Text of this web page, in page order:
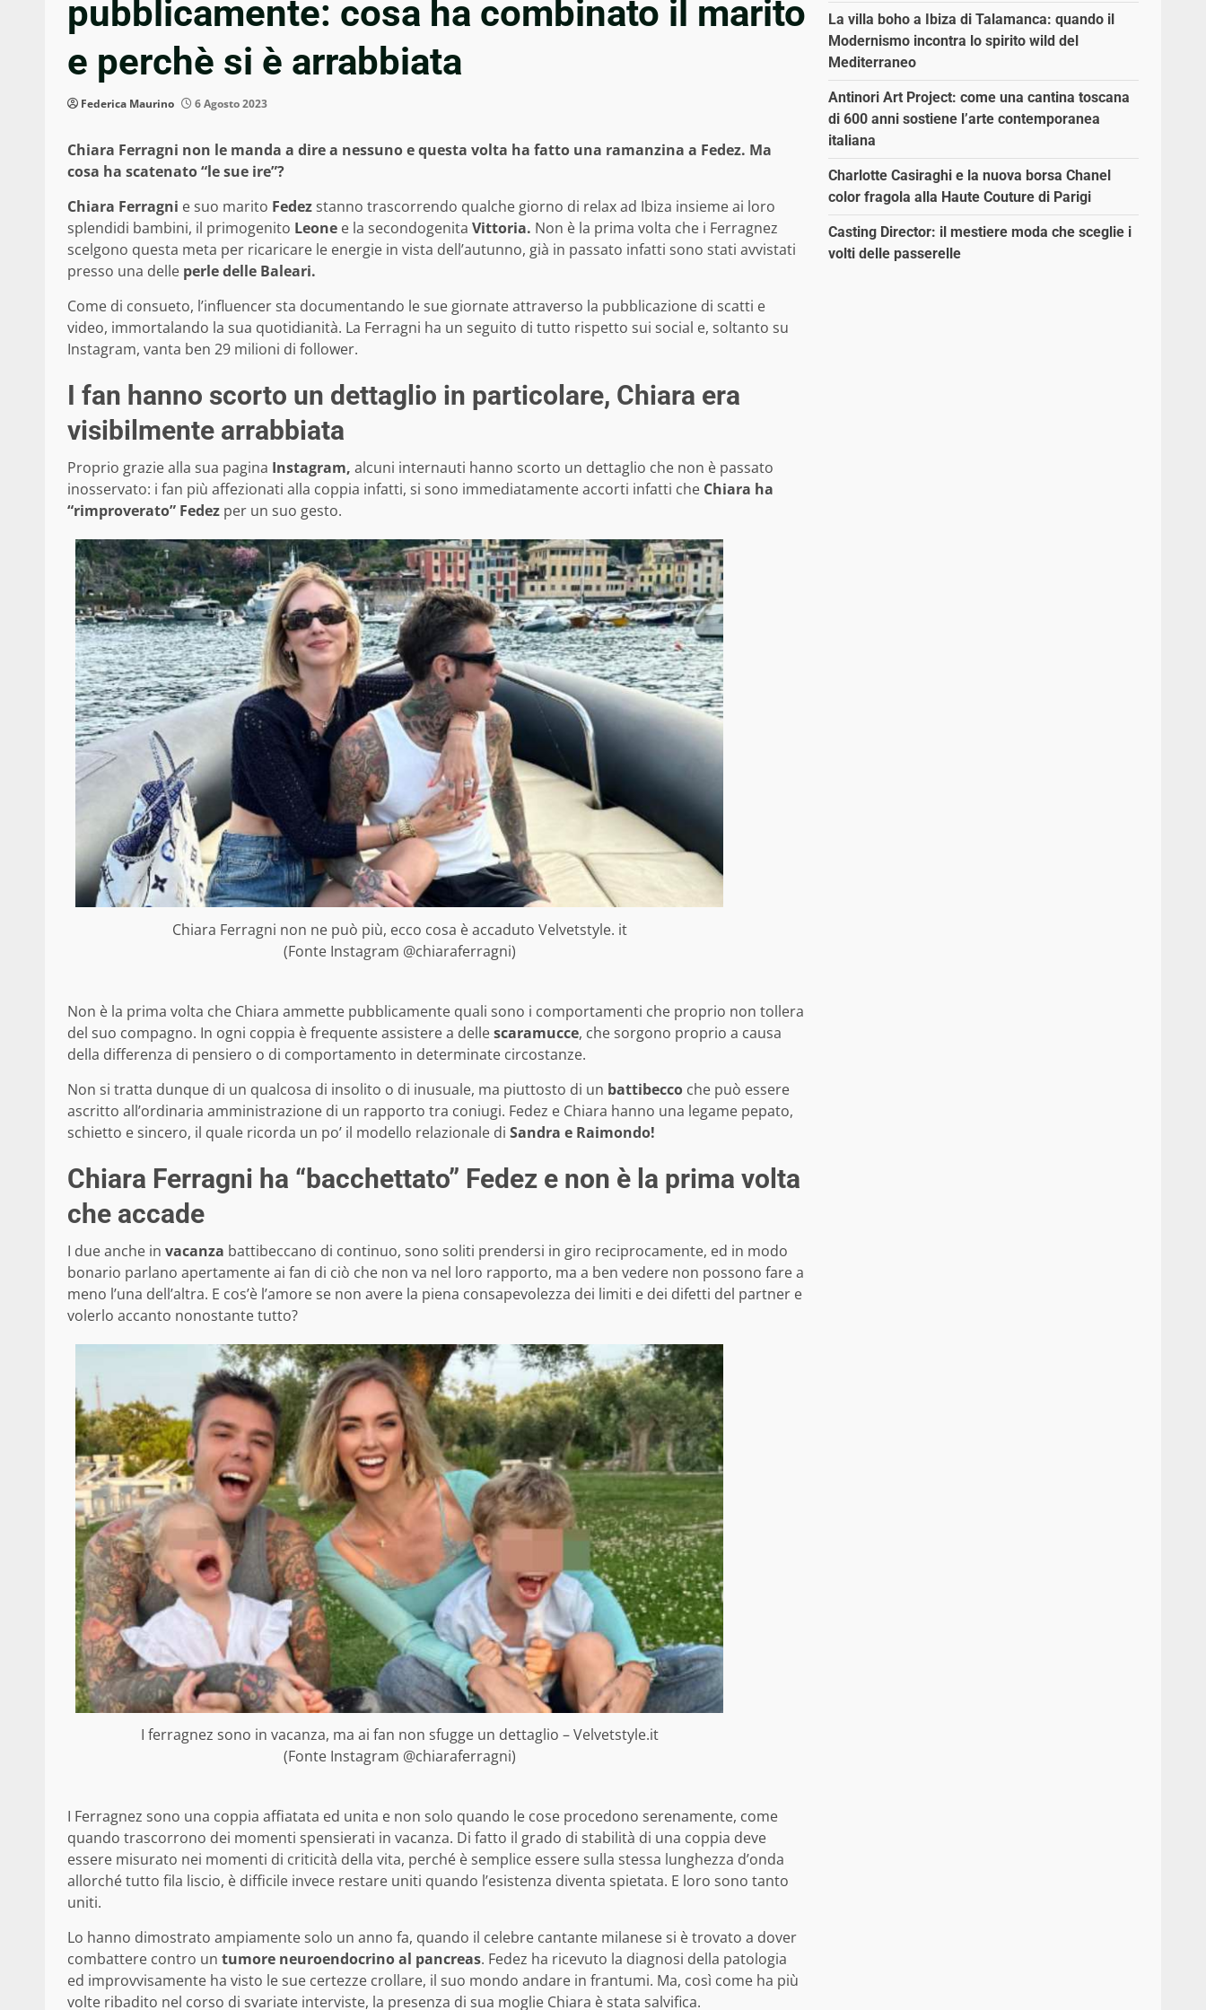
pubblicamente: cosa ha combinato il marito
e perchè si è arrabbiata
Federica Maurino 6 Agosto 2023
Chiara Ferragni non le manda a dire a nessuno e questa volta ha fatto una ramanzina a Fedez. Ma
cosa ha scatenato “le sue ire”?
Chiara Ferragni e suo marito Fedezstanno trascorrendo qualche giorno di relax ad Ibiza insieme ai loro
splendidi bambini, il primogenito Leone e la secondogenita Vittoria. Non è la prima volta che i Ferragnez
scelgono questa meta per ricaricare le energie in vista dell’autunno, già in passato infatti sono stati avvistati
presso una delle perle delle Baleari.
Come di consueto, l’influencer sta documentando le sue giornate attraverso la pubblicazione di scatti e
video, immortalando la sua quotidianità. La Ferragni ha un seguito di tutto rispetto sui social e, soltanto su
Instagram, vanta ben 29 milioni di follower.
I fan hanno scorto un dettaglio in particolare, Chiara era
visibilmente arrabbiata
Proprio grazie alla sua pagina Instagram, alcuni internauti hanno scorto un dettaglio che non è passato
inosservato: i fan più affezionati alla coppia infatti, si sono immediatamente accorti infatti che Chiara ha
“rimproverato” Fedez per un suo gesto.
Chiara Ferragni non ne può più, ecco cosa è accaduto Velvetstyle. it
(Fonte Instagram @chiaraferragni)
Non è la prima volta che Chiara ammette pubblicamente quali sono i comportamenti che proprio non tollera
del suo compagno. In ogni coppia è frequente assistere a dellescaramucce, che sorgono proprio a causa
della differenza di pensiero o di comportamento in determinate circostanze.
Non si tratta dunque di un qualcosa di insolito o di inusuale, ma piuttosto di un battibecco che può essere
ascritto all’ordinaria amministrazione di un rapporto tra coniugi. Fedez e Chiara hanno una legame pepato,
schietto e sincero, il quale ricorda un po’ il modello relazionale di Sandra e Raimondo!
Chiara Ferragni ha “bacchettato” Fedez e non è la prima volta
che accade
I due anche in vacanza battibeccano di continuo, sono soliti prendersi in giro reciprocamente, ed in modo
bonario parlano apertamente ai fan di ciò che non va nel loro rapporto, ma a ben vedere non possono fare a
meno l’una dell’altra. E cos’è l’amore se non avere la piena consapevolezza dei limiti e dei difetti del partner e
volerlo accanto nonostante tutto?
I ferragnez sono in vacanza, ma ai fan non sfugge un dettaglio – Velvetstyle.it
(Fonte Instagram @chiaraferragni)
I Ferragnez sono una coppia affiatata ed unita e non solo quando le cose procedono serenamente, come
quando trascorrono dei momenti spensierati in vacanza. Di fatto il grado di stabilità di una coppia deve
essere misurato nei momenti di criticità della vita, perché è semplice essere sulla stessa lunghezza d’onda
allorché tutto fila liscio, è difficile invece restare uniti quando l’esistenza diventa spietata. E loro sono tanto
uniti.
Lo hanno dimostrato ampiamente solo un anno fa, quando il celebre cantante milanese si è trovato a dover
combattere contro un tumore neuroendocrino al pancreas. Fedez ha ricevuto la diagnosi della patologia
ed improvvisamente ha visto le sue certezze crollare, il suo mondo andare in frantumi. Ma, così come ha più
volte ribadito nel corso di svariate interviste, la presenza di sua moglie Chiara è stata salvifica.
La villa boho a Ibiza di Talamanca: quando il
Modernismo incontra lo spirito wild del
Mediterraneo
Antinori Art Project: come una cantina toscana
di 600 anni sostiene l’arte contemporanea
italiana
Charlotte Casiraghi e la nuova borsa Chanel
color fragola alla Haute Couture di Parigi
Casting Director: il mestiere moda che sceglie i
volti delle passerelle